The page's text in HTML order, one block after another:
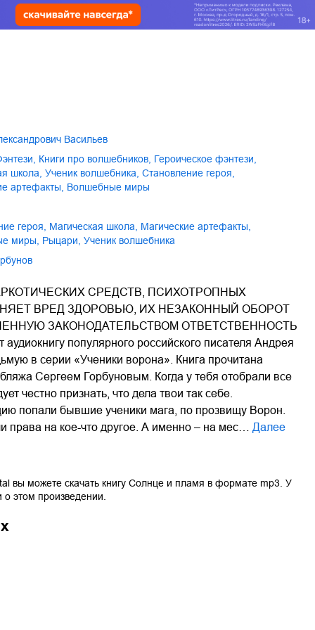
Васильев
фэнтези книги про волшебников героическое фэнтези
школа
ученик волшебника становление героя
артефакты
волшебные миры
героя магическая школа магические артефакты
миры
рыцари
ученик волшебника
СРЕДСТВ, ПСИХОТРОПНЫХ
ВРЕД ЗДОРОВЬЮ, ИХ НЕЗАКОННЫЙ ОБОРОТ
ЗАКОНОДАТЕЛЬСТВОМ ОТВЕТСТВЕННОСТЬ
популярного российского писателя Андрея
в серии «Ученики ворона». Книга прочитана
Сергеем Горбуновым. Когда у тебя отобрали все
честно признать, что дела твои так себе.
попали бывшие ученики мага, по прозвищу Ворон.
права на кое-что другое. А именно – на мес…
Далее
вы можете скачать книгу Солнце и пламя в формате mp3 . У
этом произведении.